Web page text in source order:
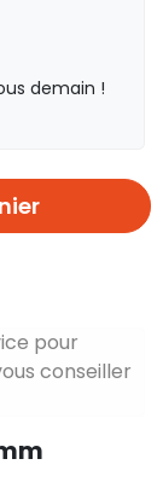
demain !
pour
conseiller